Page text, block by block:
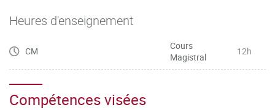
Heures d'enseignement
CM
Cours
Magistral
12h
Compétences visées